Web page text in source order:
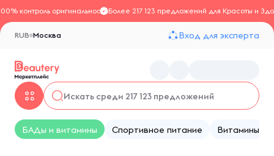
контроль оригинальностиБолее 217 123 предложений для Красоты и
Москва
RUB Вход для эксперта
БАДы и витамины Спортивное питание Витамины